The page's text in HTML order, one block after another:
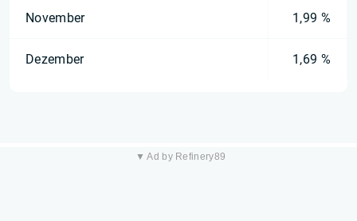
November 1,99 %
Dezember 1,69 %
▼ Ad by Refinery89